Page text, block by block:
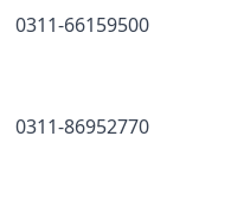
0311-66159500
0311-86952770